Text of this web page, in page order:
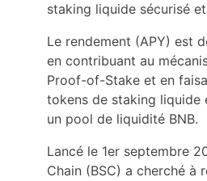
staking liquide sécurisé
Le rendement (APY) est
en contribuant au
Proof-of-Stake et en
tokens de staking liquide
un pool de liquidité BNB.
Lancé le 1er septembre
Chain (BSC) a cherché à